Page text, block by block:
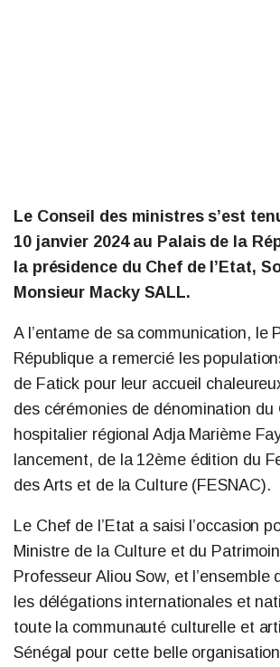
Le Conseil des ministres s’est
10 janvier 2024 au Palais de la
la présidence du Chef de l’Etat,
Monsieur Macky SALL.
A l’entame de sa communication, le
République a remercié les
de Fatick pour leur accueil
des cérémonies de dénomination du
hospitalier régional Adja Marième
lancement, de la 12ème édition du
des Arts et de la Culture (FESNAC).
Le Chef de l’Etat a saisi l’occasion
Ministre de la Culture et du
Professeur Aliou Sow, et l’ensemble
les délégations internationales et
toute la communauté culturelle et
Sénégal pour cette belle